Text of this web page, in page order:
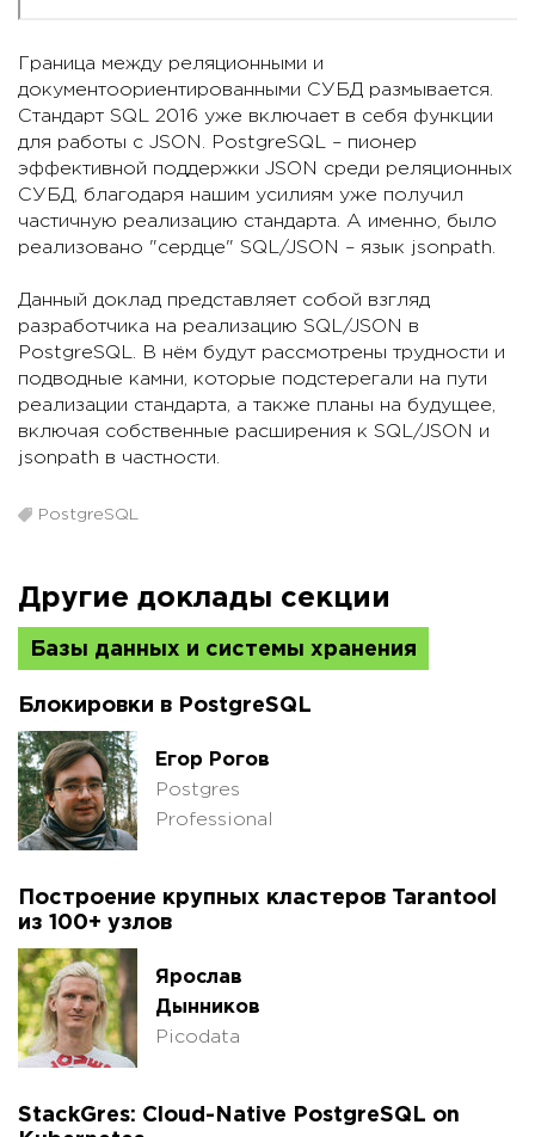
Граница между реляционными и
документоориентированными СУБД размывается.
Стандарт SQL 2016 уже включает в себя функции
для работы с JSON. PostgreSQL – пионер
эффективной поддержки JSON среди реляционных
СУБД, благодаря нашим усилиям уже получил
частичную реализацию стандарта. А именно, было
реализовано "сердце" SQL/JSON – язык jsonpath.
Данный доклад представляет собой взгляд
разработчика на реализацию SQL/JSON в
PostgreSQL. В нём будут рассмотрены трудности и
подводные камни, которые подстерегали на пути
реализации стандарта, а также планы на будущее,
включая собственные расширения к SQL/JSON и
jsonpath в частности.
PostgreSQL
Другие доклады секции
Базы данных и системы хранения
Блокировки в PostgreSQL
Егор Рогов
Postgres
Professional
Построение крупных кластеров Tarantool
из 100+ узлов
Ярослав
Дынников
Picodata
StackGres: Cloud-Native PostgreSQL on